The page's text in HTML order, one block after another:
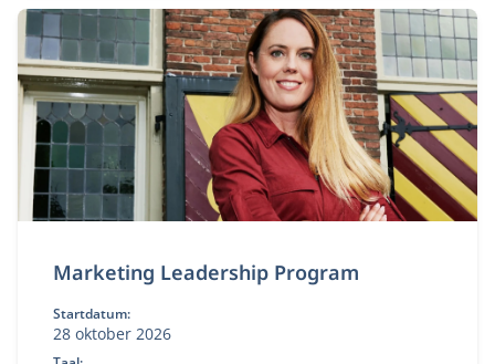
Marketing Leadership Program
Startdatum:
28 oktober 2026